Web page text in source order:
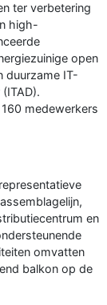
ter verbetering
high-
open
duurzame IT-
medewerkers
en
omvatten
balkon op de